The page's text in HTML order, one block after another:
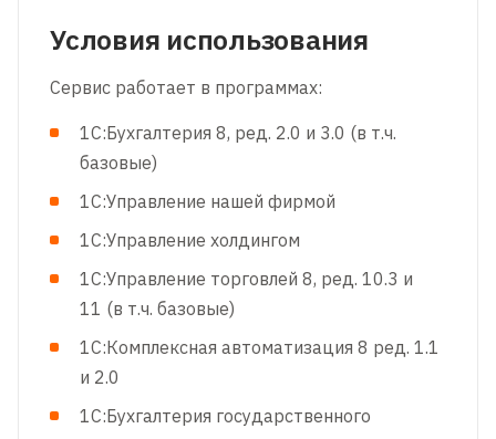
Условия использования
Сервис работает в программах:
1С:Бухгалтерия 8, ред. 2.0 и 3.0 (в т.ч.
базовые)
1C:Управление нашей фирмой
1C:Управление холдингом
1С:Управление торговлей 8, ред. 10.3 и
11 (в т.ч. базовые)
1С:Комплексная автоматизация 8 ред. 1.1
и 2.0
1С:Бухгалтерия государственного